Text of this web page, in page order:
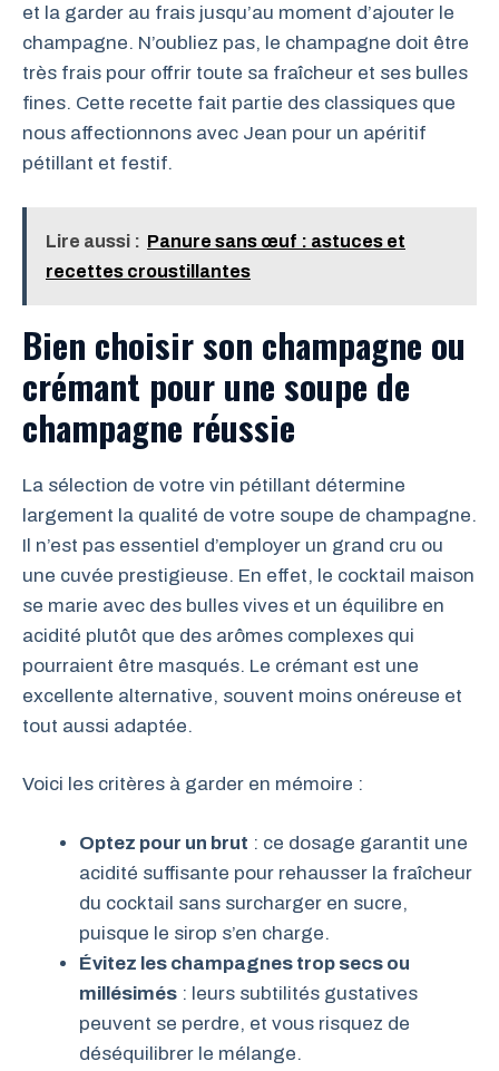
et la garder au frais jusqu’au moment d’ajouter le
champagne. N’oubliez pas, le champagne doit être
très frais pour offrir toute sa fraîcheur et ses bulles
fines. Cette recette fait partie des classiques que
nous affectionnons avec Jean pour un apéritif
pétillant et festif.
Lire aussi : Panure sans œuf : astuces et
recettes croustillantes
Bien choisir son champagne ou
crémant pour une soupe de
champagne réussie
La sélection de votre vin pétillant détermine
largement la qualité de votre soupe de champagne.
Il n’est pas essentiel d’employer un grand cru ou
une cuvée prestigieuse. En effet, le cocktail maison
se marie avec des bulles vives et un équilibre en
acidité plutôt que des arômes complexes qui
pourraient être masqués. Le crémant est une
excellente alternative, souvent moins onéreuse et
tout aussi adaptée.
Voici les critères à garder en mémoire :
Optez pour un brut : ce dosage garantit une
acidité suffisante pour rehausser la fraîcheur
du cocktail sans surcharger en sucre,
puisque le sirop s’en charge.
Évitez les champagnes trop secs ou
millésimés : leurs subtilités gustatives
peuvent se perdre, et vous risquez de
déséquilibrer le mélange.